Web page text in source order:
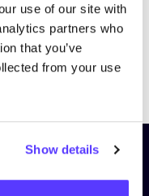
use of our site with
partners who
that you’ve
from your use
Show details
PreviousNext